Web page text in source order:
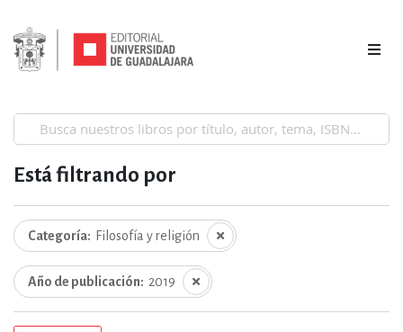
Está filtrando por
Categoría Filosofía y religión
Año de publicación 2019